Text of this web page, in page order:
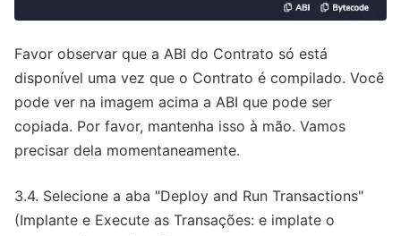
Favor observar que a ABI do Contrato só está
disponível uma vez que o Contrato é compilado. Você
pode ver na imagem acima a ABI que pode ser
copiada. Por favor, mantenha isso à mão. Vamos
precisar dela momentaneamente.
3.4. Selecione a aba "Deploy and Run Transactions"
(Implante e Execute as Transações: e implate o